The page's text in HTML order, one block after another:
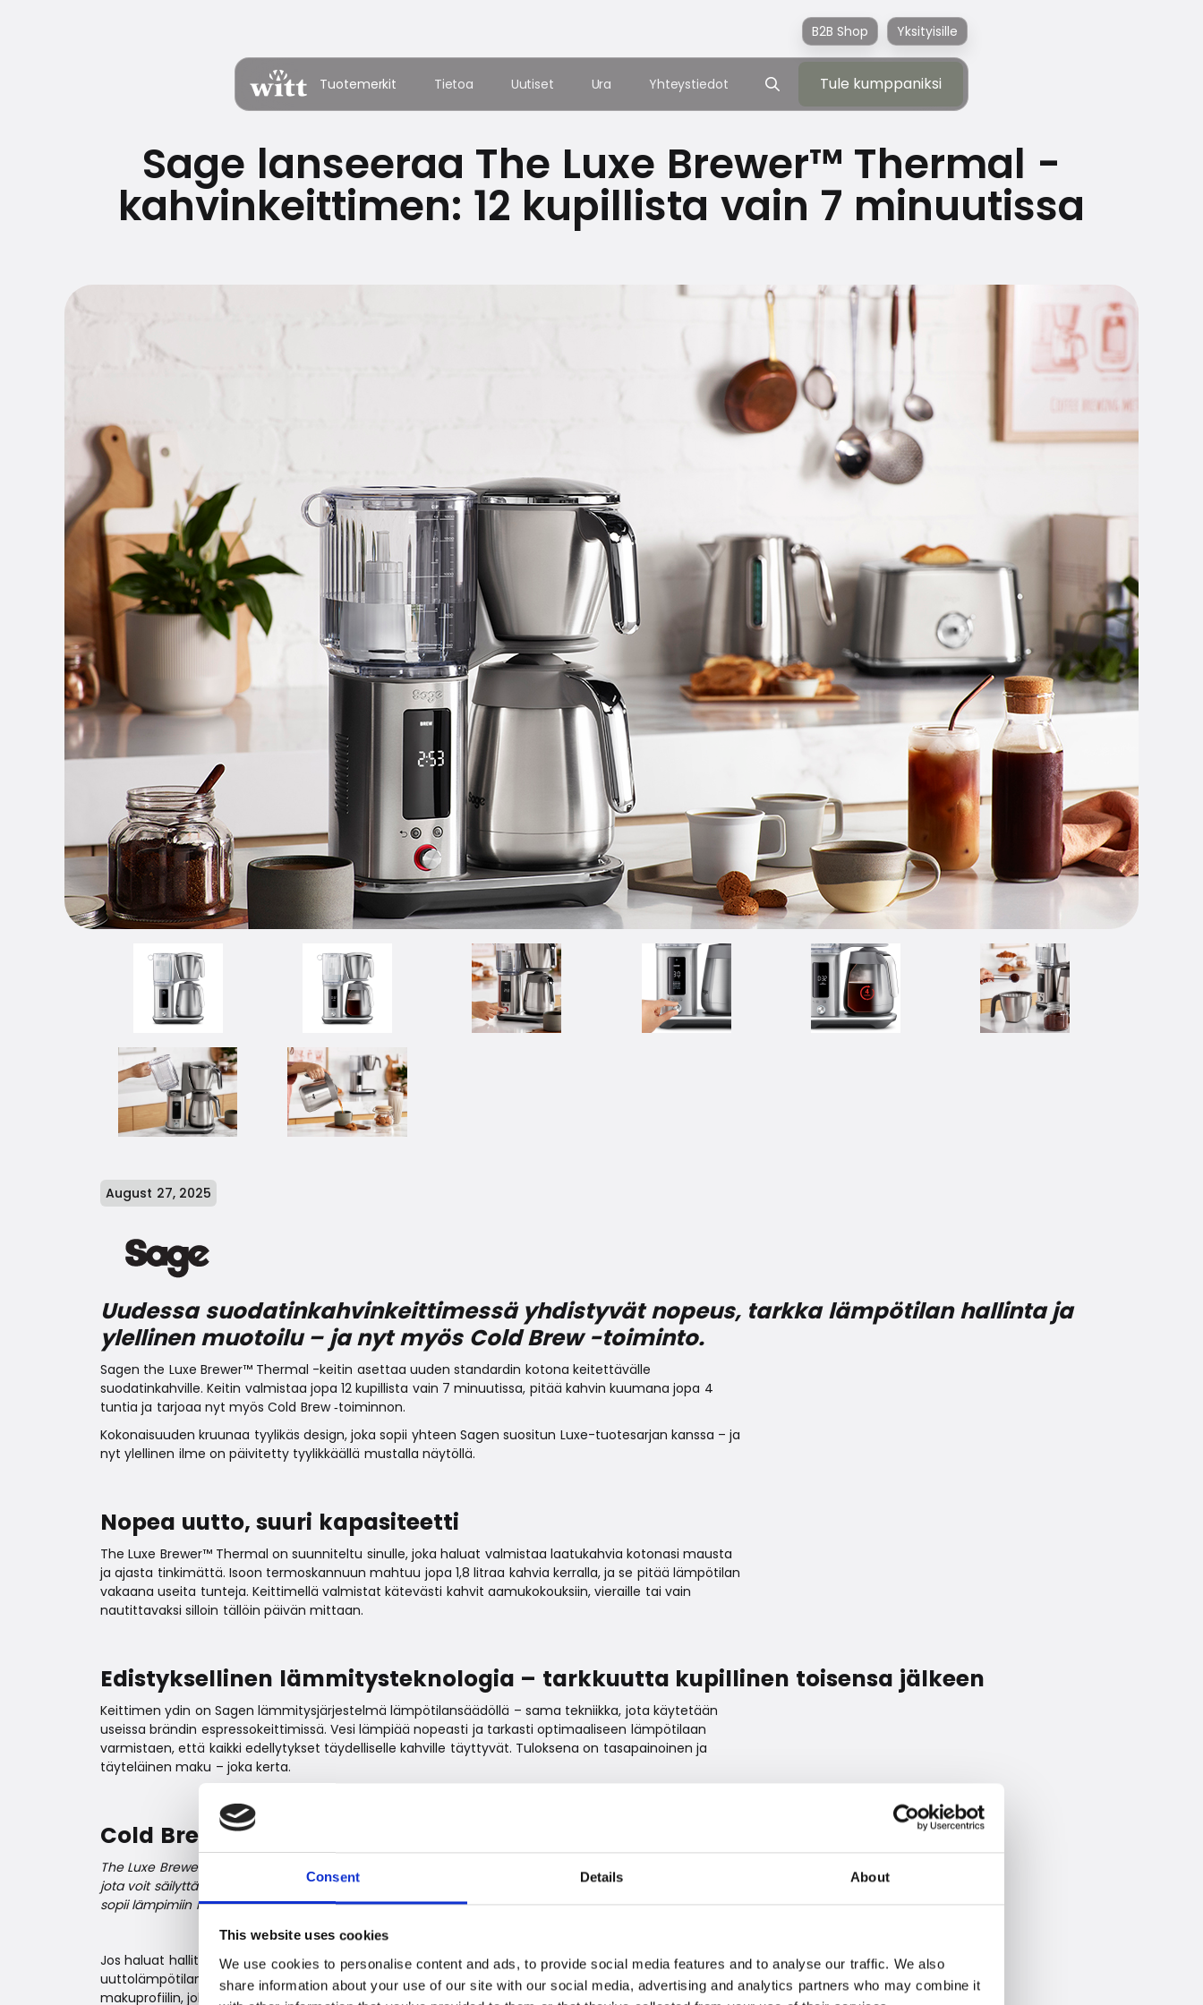
Consent Details About
This website uses cookies
We use cookies to personalise content and ads, to provide social media features and to analyse our traffic. We also
share information about your use of our site with our social media, advertising and analytics partners who may combine it
B2B Shop Yksityisille
Tuotemerkit Tietoa Uutiset Ura Yhteystiedot
Tule kumppaniksi
Sage lanseeraa The Luxe Brewer™ Thermal -
kahvinkeittimen: 12 kupillista vain 7 minuutissa
August 27, 2025
Uudessa suodatinkahvinkeittimessä yhdistyvät nopeus, tarkka lämpötilan hallinta ja
ylellinen muotoilu – ja nyt myös Cold Brew -toiminto.
Sagen the Luxe Brewer™ Thermal -keitin asettaa uuden standardin kotona keitettävälle
suodatinkahville. Keitin valmistaa jopa 12 kupillista vain 7 minuutissa, pitää kahvin kuumana jopa 4
tuntia ja tarjoaa nyt myös Cold Brew ‑toiminnon.
Kokonaisuuden kruunaa tyylikäs design, joka sopii yhteen Sagen suositun Luxe-tuotesarjan kanssa – ja
nyt ylellinen ilme on päivitetty tyylikkäällä mustalla näytöllä.
Nopea uutto, suuri kapasiteetti
The Luxe Brewer™ Thermal on suunniteltu sinulle, joka haluat valmistaa laatukahvia kotonasi mausta
ja ajasta tinkimättä. Isoon termoskannuun mahtuu jopa 1,8 litraa kahvia kerralla, ja se pitää lämpötilan
vakaana useita tunteja. Keittimellä valmistat kätevästi kahvit aamukokouksiin, vieraille tai vain
nautittavaksi silloin tällöin päivän mittaan.
Edistyksellinen lämmitysteknologia – tarkkuutta kupillinen toisensa jälkeen
Keittimen ydin on Sagen lämmitysjärjestelmä lämpötilansäädöllä – sama tekniikka, jota käytetään
useissa brändin espressokeittimissä. Vesi lämpiää nopeasti ja tarkasti optimaaliseen lämpötilaan
varmistaen, että kaikki edellytykset täydelliselle kahville täyttyvät. Tuloksena on tasapainoinen ja
täyteläinen maku – joka kerta.
Cold Brew – helppoa ja herkullista
The Luxe Brewer™ Thermal tarjoaa myös mahdollisuuden valmistaa vahvempaa Cold Brew -kahvia,
jota voit säilyttää jääkaapissa ja käyttää pohjana klassisissa tai luovemmissa kahvijuomissa. Cold Brew
sopii lämpimiin kesäpäiviin ja sinulle, joka haluat kokeilla uudenlaisia kahvinautintoja.
Jos haluat hallita kahvinvalmistusta alusta loppuun, the Luxe Brewer™ Thermal mahdollistaa
uuttolämpötilan, vaahdottumisajan ja valumisnopeuden säätämisen. Näin voit varmistaa
makuprofiilin, joka on sekä käyttämiesi kahvipapujen että omien mieltymystesi mukainen.